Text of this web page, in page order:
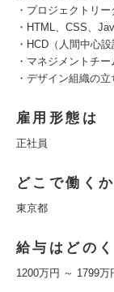
・プロジェクトリ
・HTML、CSS、
・HCD（人間中心
・マネジメントチ
・デザイン組織の
雇用形態は
正社員
どこで働くか
東京都
給与はどの
1200万円 ～ 1799万